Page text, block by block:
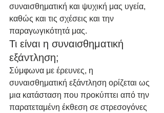
συναισθηματική και ψυχική μας υγεία,
καθώς και τις σχέσεις και την
παραγωγικότητά μας.
Τι είναι η συναισθηματική
εξάντληση;
Σύμφωνα με έρευνες, η
συναισθηματική εξάντληση ορίζεται ως
μια κατάσταση που προκύπτει από την
παρατεταμένη έκθεση σε στρεσογόνες